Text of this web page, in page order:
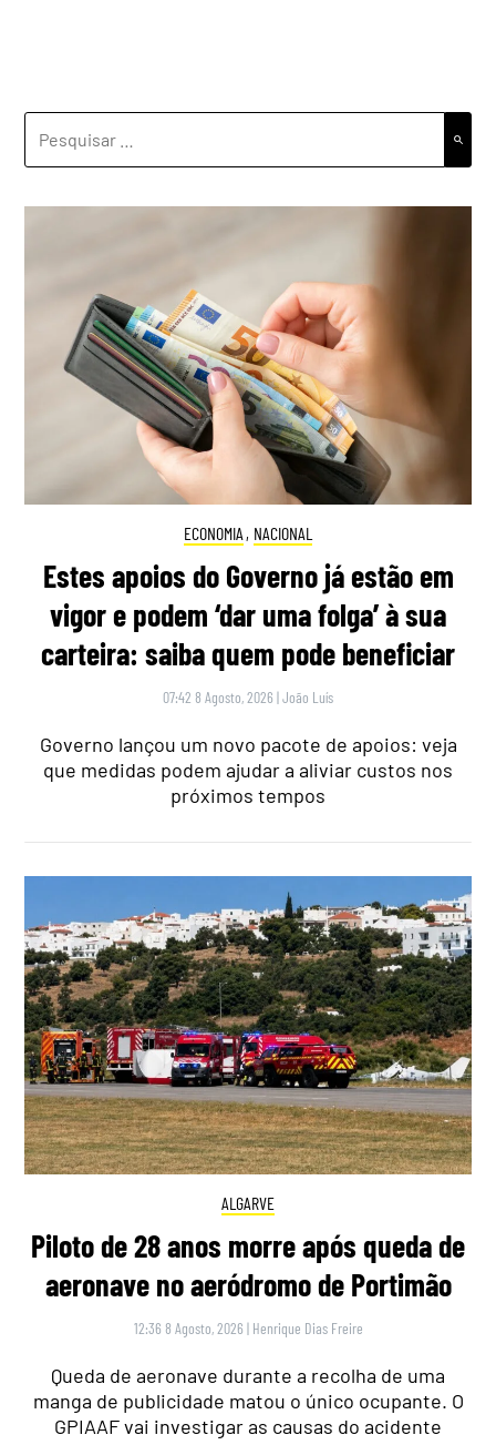
POR:
ECONOMIA , NACIONAL
Estes apoios do Governo já estão em
vigor e podem ‘dar uma folga’ à sua
carteira: saiba quem pode beneficiar
07:42 8 Agosto, 2026 |João Luís
Governo lançou um novo pacote de apoios: veja
que medidas podem ajudar a aliviar custos nos
próximos tempos
ALGARVE
Piloto de 28 anos morre após queda de
aeronave no aeródromo de Portimão
12:36 8 Agosto, 2026 | Henrique Dias Freire
Queda de aeronave durante a recolha de uma
manga de publicidade matou o único ocupante. O
GPIAAF vai investigar as causas do acidente